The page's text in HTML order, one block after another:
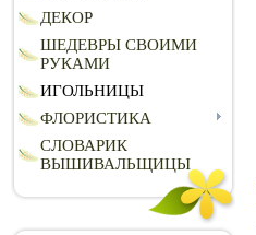
ДЕКОР
ШЕДЕВРЫ СВОИМИ
РУКАМИ
ИГОЛЬНИЦЫ
ФЛОРИСТИКА
СЛОВАРИК
ВЫШИВАЛЬЩИЦЫ